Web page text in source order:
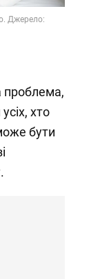
Джерело:
проблема,
хто
бути